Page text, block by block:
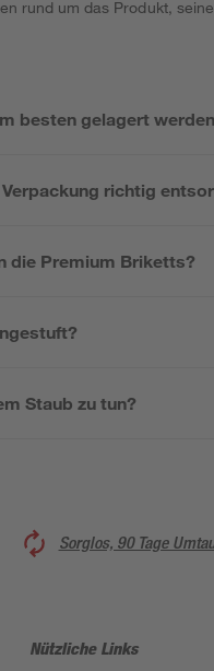
rund um das Produkt,
besten gelagert
richtig
die Premium Briketts?
Staub zu tun?
Sorglos, 90 Tage
Nützliche Links